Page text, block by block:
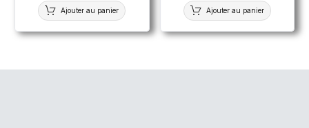
Ajouter au panier Ajouter au panier